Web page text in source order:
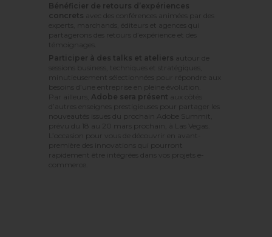
Bénéficier de retours d’expériences
concrets avec des conférences animées par des
experts, marchands, éditeurs et agences qui
partagerons des retours d’expérience et des
témoignages.
Participer à des talks et ateliers autour de
sessions business, techniques et stratégiques,
minutieusement sélectionnées pour répondre aux
besoins d’une entreprise en pleine évolution.
Par ailleurs, Adobe sera présent aux côtés
d’autres enseignes prestigieuses pour partager les
nouveautés issues du prochain Adobe Summit,
prévu du 18 au 20 mars prochain, à Las Vegas.
L’occasion pour vous de découvrir en avant-
première des innovations qui pourront
rapidement être intégrées dans vos projets e-
commerce.